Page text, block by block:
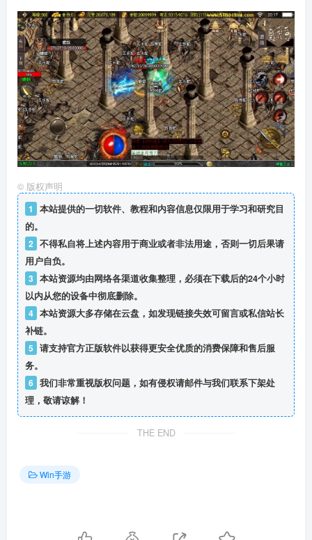
© 版权声明
1
本站提供的一切软件、教程和内容信息仅限用于学习和研究目
的。
2 不得私自将上述内容用于商业或者非法用途，否则一切后果请
用户自负。
3 本站资源均由网络各渠道收集整理，必须在下载后的24个小时
以内从您的设备中彻底删除。
4 本站资源大多存储在云盘，如发现链接失效可留言或私信站长
补链。
5 请支持官方正版软件以获得更安全优质的消费保障和售后服
务。
6 我们非常重视版权问题，如有侵权请邮件与我们联系下架处
理，敬请谅解！
THE END
Win手游